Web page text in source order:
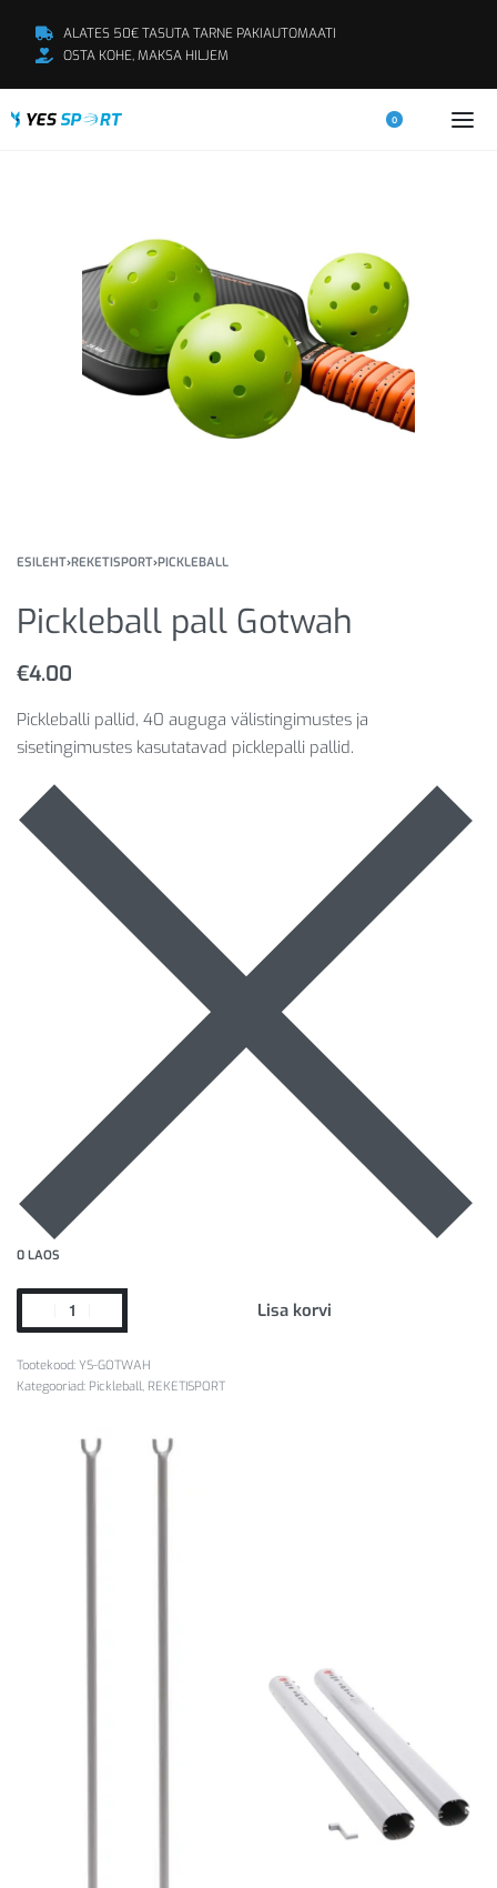
ALATES 50€ TASUTA TARNE PAKIAUTOMAATI
OSTA KOHE, MAKSA HILJEM
0
ESILEHT›REKETISPORT›PICKLEBALL
Pickleball pall Gotwah
€4.00
Pickleballi pallid, 40 auguga välistingimustes ja
sisetingimustes kasutatavad picklepalli pallid.
0 LAOS
Lisa korvi
YS-GOTWAH
Kategooriad: Pickleball, REKETISPORT